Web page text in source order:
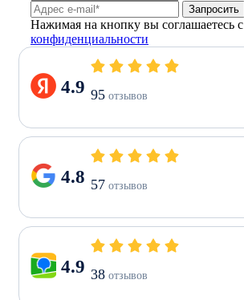
Запросить
Нажимая на кнопку вы соглашаетесь с
конфиденциальности
4.9 95 отзывов
4.8 57 отзывов
4.9 38 отзывов